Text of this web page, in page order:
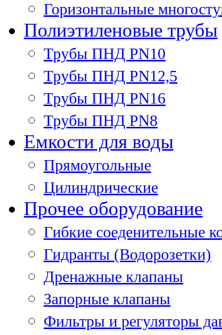
Горизонтальные
Полиэтиленовые трубы
Трубы ПНД PN10
Трубы ПНД PN12,5
Трубы ПНД PN16
Трубы ПНД PN8
Емкости для воды
Прямоугольные
Цилиндрические
Прочее оборудование
Гибкие соеденительные
Гидранты (Водорозетки)
Дренажные клапаны
Запорные клапаны
Фильтры и регуляторы